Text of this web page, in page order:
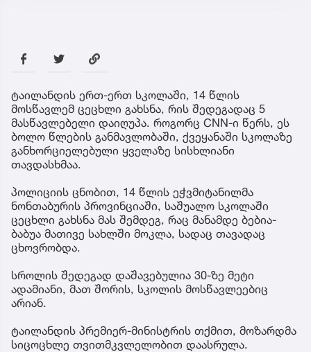
ტაილანდის ერთ-ერთ სკოლაში, 14 წლის
მოსწავლემ ცეცხლი გახსნა, რის შედეგადაც 5
მასწავლებელი დაიღუპა. როგორც CNN-ი წერს, ეს
ბოლო წლების განმავლობაში, ქვეყანაში სკოლაზე
განხორციელებული ყველაზე სისხლიანი
თავდასხმაა.
პოლიციის ცნობით, 14 წლის ეჭვმიტანილმა
ნონთაბურის პროვინციაში, საშუალო სკოლაში
ცეცხლი გახსნა მას შემდეგ, რაც მანამდე ბებია-
ბაბუა მათივე სახლში მოკლა, სადაც თავადაც
ცხოვრობდა.
სროლის შედეგად დაშავებულია 30-ზე მეტი
ადამიანი, მათ შორის, სკოლის მოსწავლეებიც
არიან.
ტაილანდის პრემიერ-მინისტრის თქმით, მოზარდმა
სიცოცხლე თვითმკვლელობით დაასრულა.